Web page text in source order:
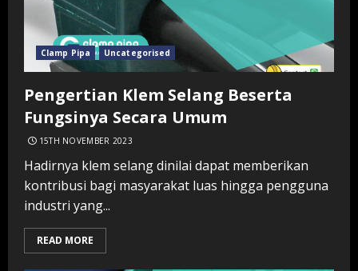
Clamp Pipa Uncategorised
Pengertian Klem Selang Beserta
Fungsinya Secara Umum
15TH NOVEMBER 2023
Hadirnya klem selang dinilai dapat memberikan
kontribusi bagi masyarakat luas hingga pengguna
industri yang...
READ MORE